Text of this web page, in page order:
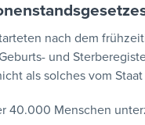
nach dem
und
als solches vom
40.000 Menschen